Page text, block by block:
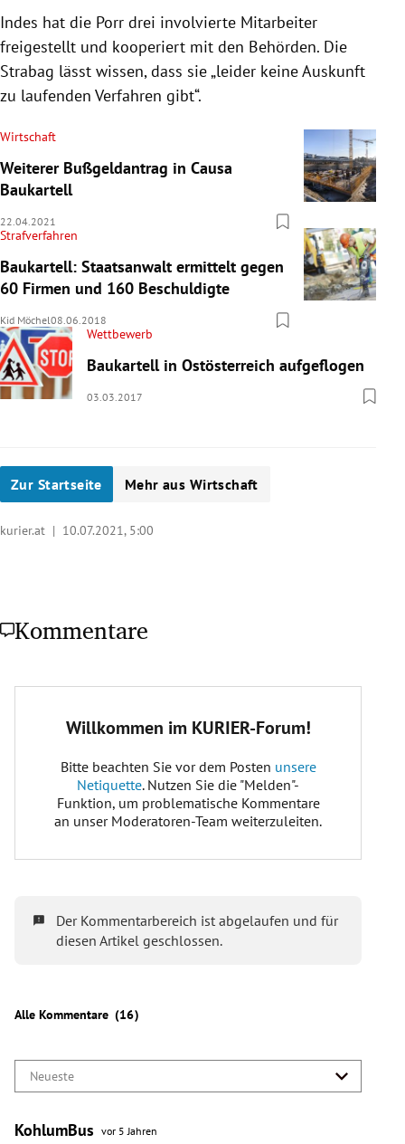
Indes hat die Porr drei involvierte Mitarbeiter
freigestellt und kooperiert mit den Behörden. Die
Strabag lässt wissen, dass sie „leider keine Auskunft
zu laufenden Verfahren gibt“.
Wirtschaft
Weiterer Bußgeldantrag in Causa
Baukartell
22.04.2021
Strafverfahren
Baukartell: Staatsanwalt ermittelt gegen
60 Firmen und 160 Beschuldigte
Kid Möchel08.06.2018
Wettbewerb
Baukartell in Ostösterreich aufgeflogen
03.03.2017
Zur Startseite Mehr aus Wirtschaft
kurier.at | 10.07.2021, 5:00
Kommentare